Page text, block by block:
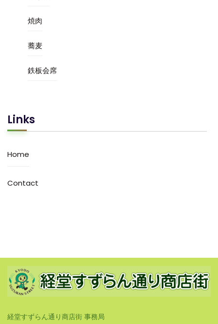
焼肉
蕎麦
鉄板会席
Links
Home
Contact
経堂すずらん通り商店街 事務局